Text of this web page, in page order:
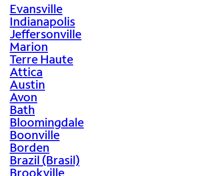
Evansville
Indianapolis
Jeffersonville
Marion
Terre Haute
Attica
Austin
Avon
Bath
Bloomingdale
Boonville
Borden
Brazil (Brasil)
Brookville